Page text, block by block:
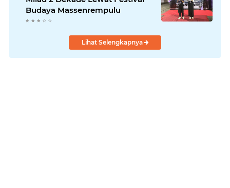
Budaya Massenrempulu
Lihat Selengkapnya